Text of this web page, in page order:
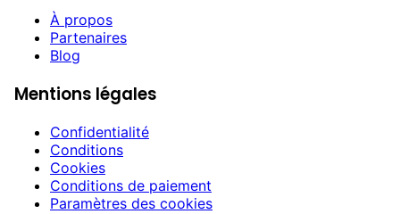
À propos
Partenaires
Blog
Mentions légales
Confidentialité
Conditions
Cookies
Conditions de paiement
Paramètres des cookies